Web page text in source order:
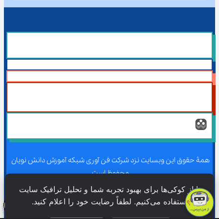
همۀ حقوق این وبسایت نزد شرکت فن آوری شبکه آموزش دانش نویان
محفوظ است.
همۀ حقوق این وبسایت نزد شرکت فن آوری شبکه آموزش دانش نویان
ما از کوکی‌ها برای بهبود تجربه شما و تحلیل ترافیک سایت
استفاده می‌کنیم. لطفاً رضایت خود را اعلام کنید.